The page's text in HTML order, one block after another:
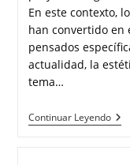
En este contexto,
han convertido en
pensados
actualidad, la
tema…
Continuar Leyendo